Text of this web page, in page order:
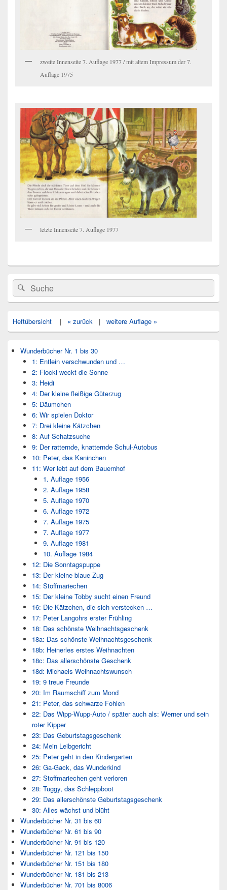
zweite Innenseite 7. Auflage 1977 / mit altem Impressum der 7.
Auflage 1975
letzte Innenseite 7. Auflage 1977
Primärer
Seitenleisten
Widget-
Bereich
Search
for:
Suche
Heftübersicht | « zurück | weitere Auflage »
Wunderbücher Nr. 1 bis 30
1: Entlein verschwunden und …
2: Flocki weckt die Sonne
3: Heidi
4: Der kleine fleißige Güterzug
5: Däumchen
6: Wir spielen Doktor
7: Drei kleine Kätzchen
8: Auf Schatzsuche
9: Der ratternde, knatternde Schul-Autobus
10: Peter, das Kaninchen
11: Wer lebt auf dem Bauernhof
1. Auflage 1956
2. Auflage 1958
5. Auflage 1970
6. Auflage 1972
7. Auflage 1975
7. Auflage 1977
9. Auflage 1981
10. Auflage 1984
12: Die Sonntagspuppe
13: Der kleine blaue Zug
14: Stoffmariechen
15: Der kleine Tobby sucht einen Freund
16: Die Kätzchen, die sich verstecken …
17: Peter Langohrs erster Frühling
18: Das schönste Weihnachtsgeschenk
18a: Das schönste Weihnachtsgeschenk
18b: Heinerles erstes Weihnachten
18c: Das allerschönste Geschenk
18d: Michaels Weihnachtswunsch
19: 9 treue Freunde
20: Im Raumschiff zum Mond
21: Peter, das schwarze Fohlen
22: Das Wipp-Wupp-Auto / später auch als: Werner und sein
roter Kipper
23: Das Geburtstagsgeschenk
24: Mein Leibgericht
25: Peter geht in den Kindergarten
26: Ga-Gack, das Wunderkind
27: Stoffmariechen geht verloren
28: Tuggy, das Schleppboot
29: Das allerschönste Geburtstagsgeschenk
30: Alles wächst und blüht
Wunderbücher Nr. 31 bis 60
Wunderbücher Nr. 61 bis 90
Wunderbücher Nr. 91 bis 120
Wunderbücher Nr. 121 bis 150
Wunderbücher Nr. 151 bis 180
Wunderbücher Nr. 181 bis 213
Wunderbücher Nr. 701 bis 8006